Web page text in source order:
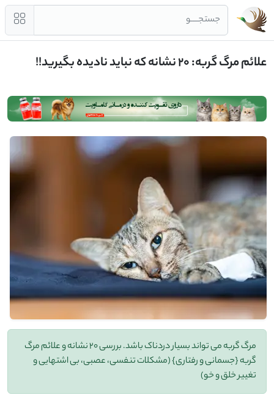
جستجــــو
علائم مرگ گربه: 20 نشانه که نباید نادیده بگیرید!!
مرگ گربه می تواند بسیار دردناک باشد. بررسی 20 نشانه و علائم مرگ
گربه {جسمانی و رفتاری} (مشکلات تنفسی، عصبی، بی اشتهایی و
تغییر خلق و خو)